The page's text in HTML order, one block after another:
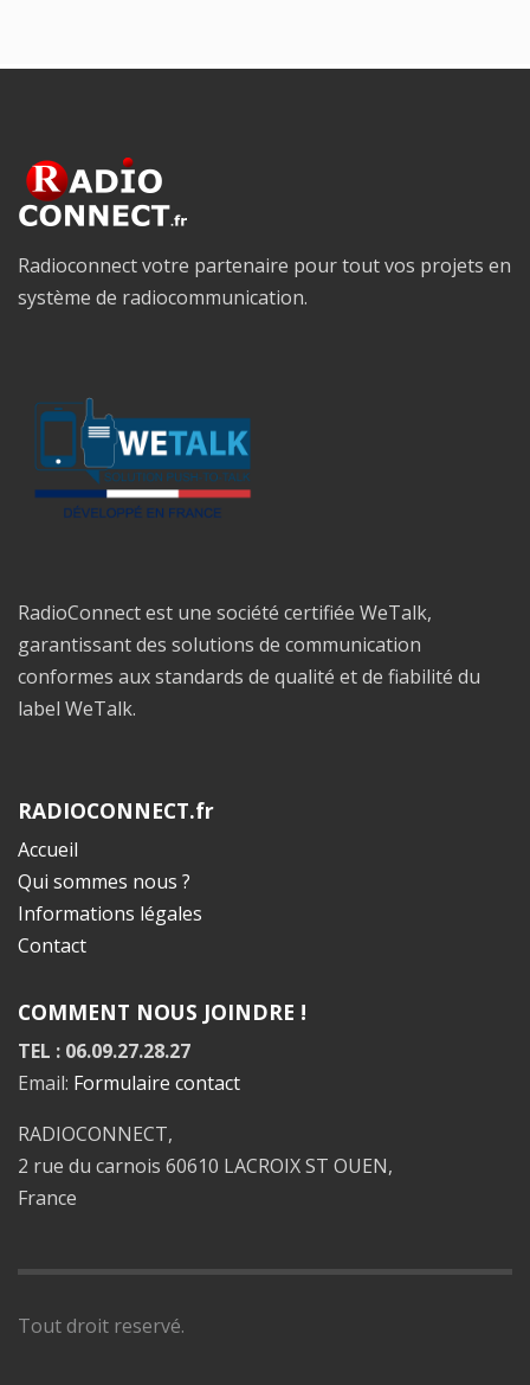
Radioconnect votre partenaire pour tout vos projets en
système de radiocommunication.
RadioConnect est une société certifiée WeTalk,
garantissant des solutions de communication
conformes aux standards de qualité et de fiabilité du
label WeTalk.
RADIOCONNECT.fr
Accueil
Qui sommes nous ?
Informations légales
Contact
COMMENT NOUS JOINDRE !
TEL : 06.09.27.28.27
Email: Formulaire contact
RADIOCONNECT,
2 rue du carnois 60610 LACROIX ST OUEN,
France
Tout droit reservé.